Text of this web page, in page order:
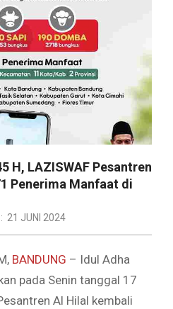
H, LAZISWAF Pesantren
Penerima Manfaat di
21 JUNI 2024
BANDUNG – Idul Adha
pada Senin tanggal 17
Al Hilal kembali